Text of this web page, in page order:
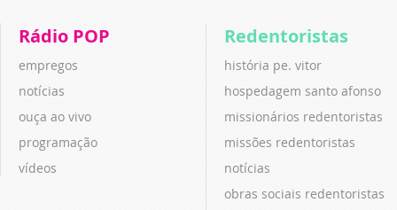
Rádio POP
empregos
notícias
ouça ao vivo
programação
vídeos
Redentoristas
história pe. vitor
hospedagem santo afonso
missionários redentoristas
missões redentoristas
notícias
obras sociais redentoristas